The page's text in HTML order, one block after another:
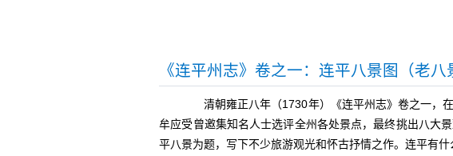
《连平州志》卷之一：连平八景图（老八
清朝雍正八年（1730年）《连平州志》卷之一，在
牟应受曾邀集知名人士选评全州各处景点，最终挑出八大
平八景为题，写下不少旅游观光和怀古抒情之作。连平有